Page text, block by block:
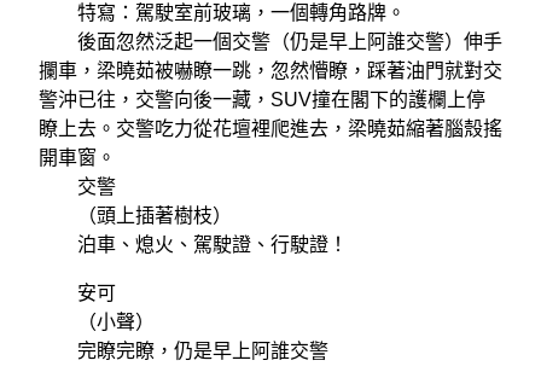
特寫：駕駛室前玻璃，一個轉角路牌。
後面忽然泛起一個交警（仍是早上阿誰交警）伸手
攔車，梁曉茹被嚇瞭一跳，忽然懵瞭，踩著油門就對交
警沖已往，交警向後一藏，SUV撞在閣下的護欄上停
瞭上去。交警吃力從花壇裡爬進去，梁曉茹縮著腦殼搖
開車窗。
交警
（頭上插著樹枝）
泊車、熄火、駕駛證、行駛證！
安可
（小聲）
完瞭完瞭，仍是早上阿誰交警